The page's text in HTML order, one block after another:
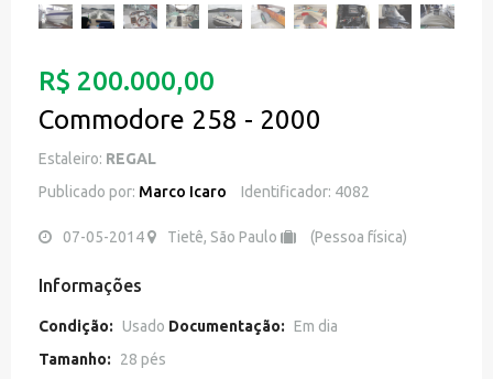
R$ 200.000,00
Commodore 258 - 2000
Estaleiro: REGAL
Publicado por: Marco Icaro Identificador: 4082
07-05-2014 Tietê, São Paulo (Pessoa física)
Informações
Condição: Usado Documentação: Em dia
Tamanho:
28 pés